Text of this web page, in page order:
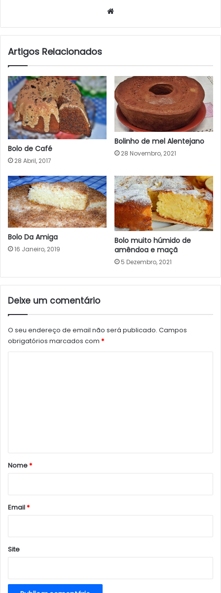
Artigos Relacionados
Bolo de Café
28 Abril, 2017
Bolinho de mel Alentejano
28 Novembro, 2021
Bolo Da Amiga
16 Janeiro, 2019
Bolo muito húmido de
amêndoa e maçã
5 Dezembro, 2021
Deixe um comentário
O seu endereço de email não será publicado. Campos
obrigatórios marcados com *
r
*
Nome*
Email*
Site